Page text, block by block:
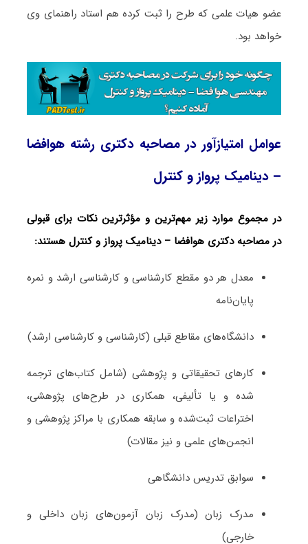
عضو هیات علمی که طرح را ثبت کرده هم استاد راهنمای وی
خواهد بود.
عوامل امتیازآور در مصاحبه دکتری رشته هوافضا
– دینامیک پرواز و کنترل
در مجموع موارد زیر مهم‌ترین و مؤثرترین نکات برای قبولی
در مصاحبه دکتری هوافضا – دینامیک پرواز و کنترل هستند:
معدل هر دو مقطع کارشناسی و کارشناسی ارشد و نمره
پایان‌نامه
دانشگاه‌های مقاطع قبلی (کارشناسی و کارشناسی ارشد)
کارهای تحقیقاتی و پژوهشی (شامل کتاب‌های ترجمه­‌
شده و یا تألیفی، همکاری در طرح‌های پژوهشی،
اختراعات ثبت‌­شده و سابقه همکاری با مراکز پژوهشی و
انجمن‌های علمی و نیز مقالات)
سوابق تدریس دانشگاهی
مدرک زبان (مدرک زبان آزمون‌های زبان داخلی و
خارجی)